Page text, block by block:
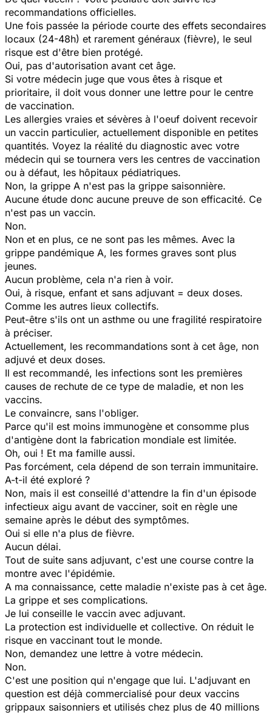
recommandations officielles.
Une fois passée la période courte des effets secondaires
locaux (24-48h) et rarement généraux (fièvre), le seul
risque est d'être bien protégé.
Oui, pas d'autorisation avant cet âge.
Si votre médecin juge que vous êtes à risque et
prioritaire, il doit vous donner une lettre pour le centre
de vaccination.
Les allergies vraies et sévères à l'oeuf doivent recevoir
un vaccin particulier, actuellement disponible en petites
quantités. Voyez la réalité du diagnostic avec votre
médecin qui se tournera vers les centres de vaccination
ou à défaut, les hôpitaux pédiatriques.
Non, la grippe A n'est pas la grippe saisonnière.
Aucune étude donc aucune preuve de son efficacité. Ce
n'est pas un vaccin.
Non.
Non et en plus, ce ne sont pas les mêmes. Avec la
grippe pandémique A, les formes graves sont plus
jeunes.
Aucun problème, cela n'a rien à voir.
Oui, à risque, enfant et sans adjuvant = deux doses.
Comme les autres lieux collectifs.
Peut-être s'ils ont un asthme ou une fragilité respiratoire
à préciser.
Actuellement, les recommandations sont à cet âge, non
adjuvé et deux doses.
Il est recommandé, les infections sont les premières
causes de rechute de ce type de maladie, et non les
vaccins.
Le convaincre, sans l'obliger.
Parce qu'il est moins immunogène et consomme plus
d'antigène dont la fabrication mondiale est limitée.
Oh, oui ! Et ma famille aussi.
Pas forcément, cela dépend de son terrain immunitaire.
A-t-il été exploré ?
Non, mais il est conseillé d'attendre la fin d'un épisode
infectieux aigu avant de vacciner, soit en règle une
semaine après le début des symptômes.
Oui si elle n'a plus de fièvre.
Aucun délai.
Tout de suite sans adjuvant, c'est une course contre la
montre avec l'épidémie.
A ma connaissance, cette maladie n'existe pas à cet âge.
La grippe et ses complications.
Je lui conseille le vaccin avec adjuvant.
La protection est individuelle et collective. On réduit le
risque en vaccinant tout le monde.
Non, demandez une lettre à votre médecin.
Non.
C'est une position qui n'engage que lui. L'adjuvant en
question est déjà commercialisé pour deux vaccins
grippaux saisonniers et utilisés chez plus de 40 millions